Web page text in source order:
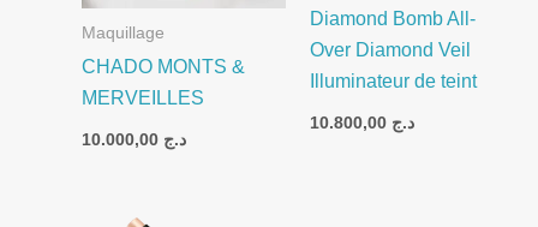
Maquillage
CHADO MONTS &
MERVEILLES
د.ج
Diamond Bomb All-
Over Diamond Veil
Illuminateur de teint
د.ج